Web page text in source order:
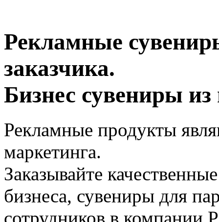
Рекламные
заказчика.
Бизнес сувениры
Рекламные продукты
маркетинга.
Заказывайте
бизнеса, сувениры для
сотрудников в компании